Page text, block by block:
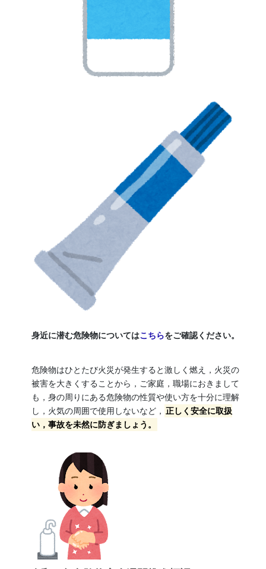
身近に潜む危険物についてはこちらをご確認ください。
危険物はひとたび火災が発生すると激しく燃え，火災の
被害を大きくすることから，ご家庭，職場におきまして
も，身の周りにある危険物の性質や使い方を十分に理解
し，火気の周囲で使用しないなど， 正しく安全に取扱
い，事故を未然に防ぎましょう。